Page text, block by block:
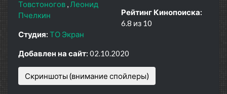
Товстоногов Леонид
Пчелкин
Студия: ТО Экран
Рейтинг Кинопоиска:
6.8 из 10
Добавлен на сайт: 02.10.2020
Скриншоты (внимание спойлеры)